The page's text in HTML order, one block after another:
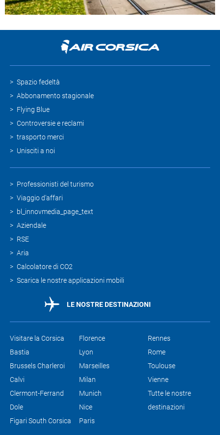
Spazio fedeltà
Abbonamento stagionale
Flying Blue
Controversie e reclami
trasporto merci
Unisciti a noi
Professionisti del turismo
Viaggio d'affari
bl_innovmedia_page_text
Aziendale
RSE
Aria
Calcolatore di CO2
Scarica le nostre applicazioni mobili
LE NOSTRE DESTINAZIONI
Visitare la Corsica
Bastia
Brussels Charleroi
Calvi
Clermont-Ferrand
Dole
Figari South Corsica
Florence
Lyon
Marseilles
Milan
Munich
Nice
Paris
Rennes
Rome
Toulouse
Vienne
Tutte le nostre
destinazioni